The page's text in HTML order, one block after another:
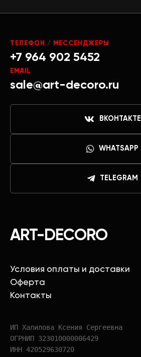
ART-DECORO
Условия оплаты и доставки
Оферта
Контакты
ИП Халилова Ксения Сергеевна
ОГРНИП 323010000006429
ИНН 420529630720
ТЕЛЕФОН / МЕССЕНДЖЕРЫ
+7 964 902 5452
EMAIL
sale@art-decoro.ru
ВКОНТАКТЕ
WHATSAPP
TELEGRAM